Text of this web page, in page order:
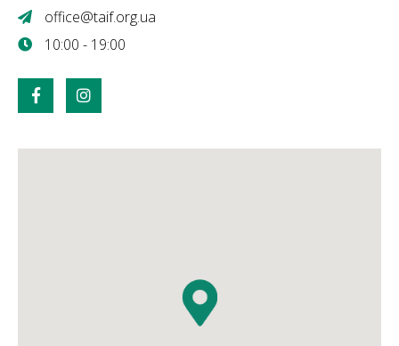
office@taif.org.ua
10:00 - 19:00